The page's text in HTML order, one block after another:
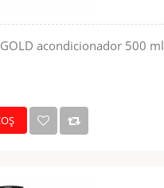
GOLD acondicionador 500 ml